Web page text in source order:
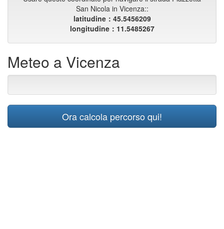
San Nicola in Vicenza::
latitudine：45.5456209
longitudine：11.5485267
Meteo a Vicenza
Ora calcola percorso qui!